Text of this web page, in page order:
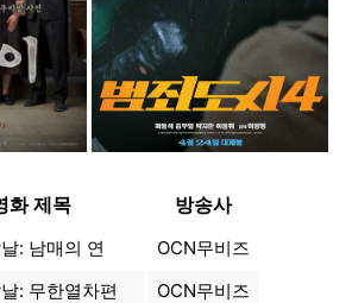
화 제목 방송사
: 남매의 연
OCN무비즈
: 무한열차편
OCN무비즈